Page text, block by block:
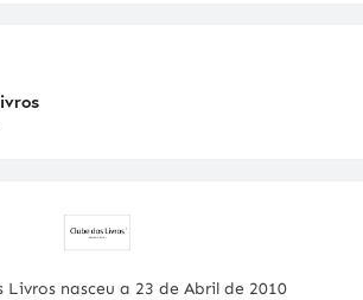
Livros nasceu a 23 de Abril de 2010